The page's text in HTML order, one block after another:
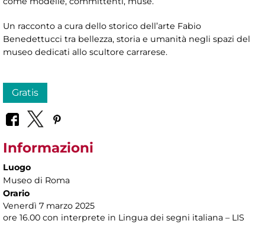
Un racconto a cura dello storico dell’arte Fabio
Benedettucci tra bellezza, storia e umanità negli spazi del
museo dedicati allo scultore carrarese.
Gratis
Informazioni
Luogo
Museo di Roma
Orario
Venerdì 7 marzo 2025
ore 16.00 con interprete in Lingua dei segni italiana – LIS